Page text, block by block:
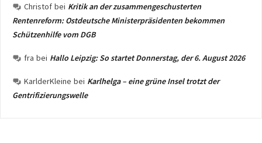
Christof bei Kritik an der zusammengeschusterten
Rentenreform: Ostdeutsche Ministerpräsidenten bekommen
Schützenhilfe vom DGB
fra bei Hallo Leipzig: So startet Donnerstag, der 6. August 2026
KarlderKleine bei Karlhelga – eine grüne Insel trotzt der
Gentrifizierungswelle